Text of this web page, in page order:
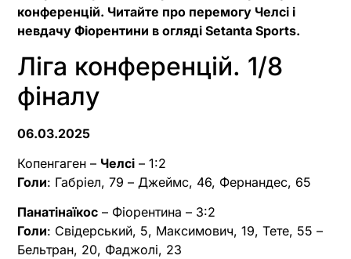
конференцій. Читайте про перемогу Челсі і
невдачу Фіорентини в огляді Setanta Sports.
Ліга конференцій. 1/8
фіналу
06.03.2025
Копенгаген – Челсі – 1:2
Голи: Габріел, 79 – Джеймс, 46, Фернандес, 65
Панатінаїкос – Фіорентина – 3:2
Голи: Свідерський, 5, Максимович, 19, Тете, 55 –
Бельтран, 20, Фаджолі, 23